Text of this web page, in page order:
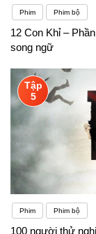
Phim Phim bộ
12 Con Khỉ –
song ngữ
Tập
5
Phim Phim bộ
100 người thử